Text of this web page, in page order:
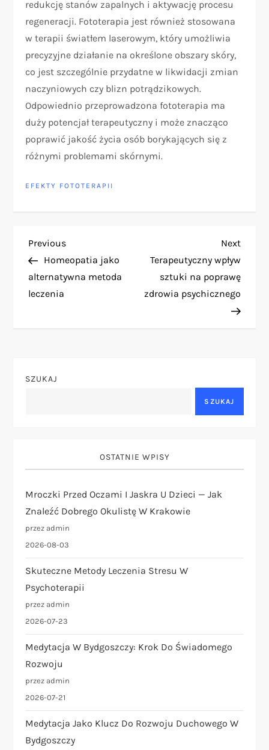
redukcję stanów zapalnych i aktywację procesu
regeneracji. Fototerapia jest również stosowana
w terapii światłem laserowym, który umożliwia
precyzyjne działanie na określone obszary skóry,
co jest szczególnie przydatne w likwidacji zmian
naczyniowych czy blizn potrądzikowych.
Odpowiednio przeprowadzona fototerapia ma
duży potencjał terapeutyczny i może znacząco
poprawić jakość życia osób borykających się z
różnymi problemami skórnymi.
EFEKTY FOTOTERAPII
N
a
w
a
a
w
p
i
s
u
Previous
Post
Previous
Homeopatia jako
alternatywna metoda
leczenia
Next
Post
Next
Terapeutyczny wpływ
sztuki na poprawę
zdrowia psychicznego
SZUKAJ
SZUKAJ
OSTATNIE WPISY
Mroczki Przed Oczami I Jaskra U Dzieci — Jak
Znaleźć Dobrego Okulistę W Krakowie
przez admin
2026-08-03
Skuteczne Metody Leczenia Stresu W
Psychoterapii
przez admin
2026-07-23
Medytacja W Bydgoszczy: Krok Do Świadomego
Rozwoju
przez admin
2026-07-21
Medytacja Jako Klucz Do Rozwoju Duchowego W
Bydgoszczy